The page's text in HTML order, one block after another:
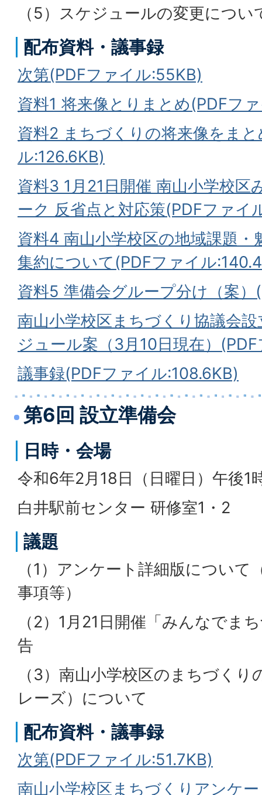
（5）スケジュールの変更につい
配布資料・議事録
次第(PDFファイル:55KB)
資料1 将来像とりまとめ(PDFフ
資料2 まちづくりの将来像をま
ル:126.6KB)
資料3 1月21日開催 南山小学校
ーク 反省点と対応策(PDFファイ
資料4 南山小学校区の地域課題
集約について(PDFファイル
資料5 準備会グループ分け（案
南山小学校区まちづくり協議会
ジュール案（3月10日現在）
議事録(PDFファイル:108.6KB)
第6回 設立準備会
日時・会場
令和6年2月18日（日曜日）午後1
白井駅前センター 研修室1・2
議題
（1）アンケート詳細版について
事項等）
（2）1月21日開催「みんなでま
告
（3）南山小学校区のまちづく
レーズ）について
配布資料・議事録
次第(PDFファイル:51.7KB)
南山小学校区まちづくりアンケ